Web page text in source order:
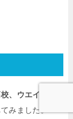
、ウエイトリ
みました。